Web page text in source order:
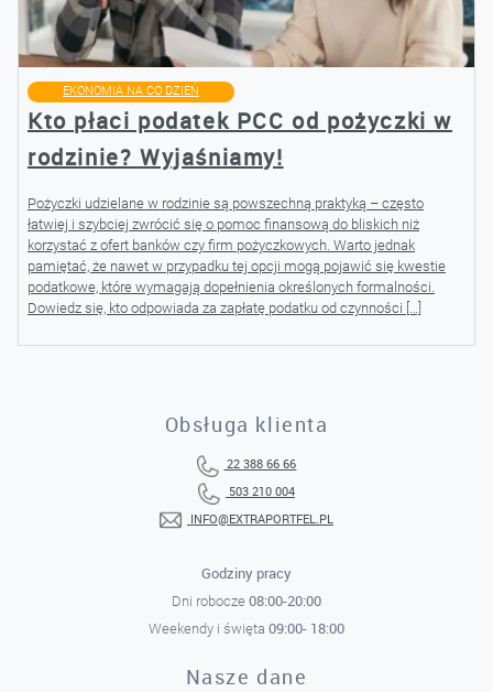
EKONOMIA NA CO DZIEŃ
Kto płaci podatek PCC od pożyczki w
rodzinie? Wyjaśniamy!
Pożyczki udzielane w rodzinie są powszechną praktyką – często
łatwiej i szybciej zwrócić się o pomoc finansową do bliskich niż
korzystać z ofert banków czy firm pożyczkowych. Warto jednak
pamiętać, że nawet w przypadku tej opcji mogą pojawić się kwestie
podatkowe, które wymagają dopełnienia określonych formalności.
Dowiedz się, kto odpowiada za zapłatę podatku od czynności […]
Obsługa klienta
22 388 66 66
503 210 004
INFO@EXTRAPORTFEL.PL
Godziny pracy
Dni robocze 08:00-20:00
Weekendy i święta 09:00- 18:00
Nasze dane